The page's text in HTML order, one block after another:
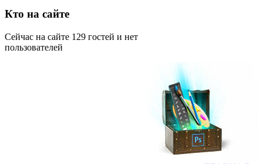
Кто на сайте
Сейчас на сайте 129 гостей и нет
пользователей